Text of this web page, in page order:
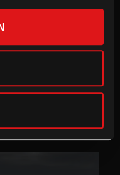
ein Topf Suppe
mörderische Seite.
eine Gruppe
Dorf stranden.
Einwohnern nicht
auch die Sehnsucht
ihren Platz haben.